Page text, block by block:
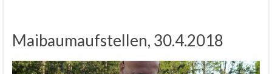
Maibaumaufstellen, 30.4.2018